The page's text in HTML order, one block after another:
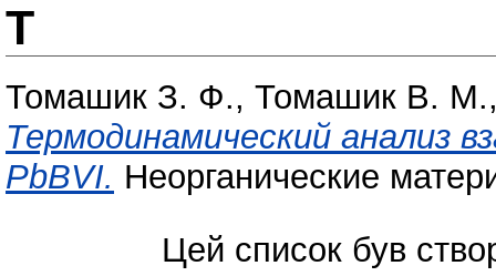
Т
Томашик З. Ф., Томашик В. М.
Термодинамический анализ
PbBVI. Неорганические
Цей список був